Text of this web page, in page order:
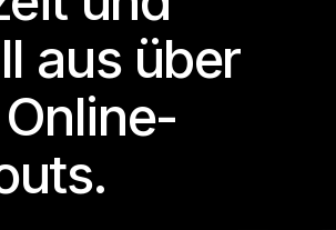
aus über